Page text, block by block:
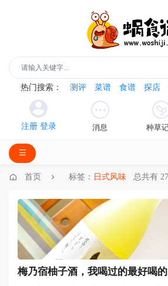
热门搜索： 测评 菜谱 食谱 探店
消息 种草
首页 标签： 日式风味 总共有
梅乃宿柚子酒，我喝过的最好喝